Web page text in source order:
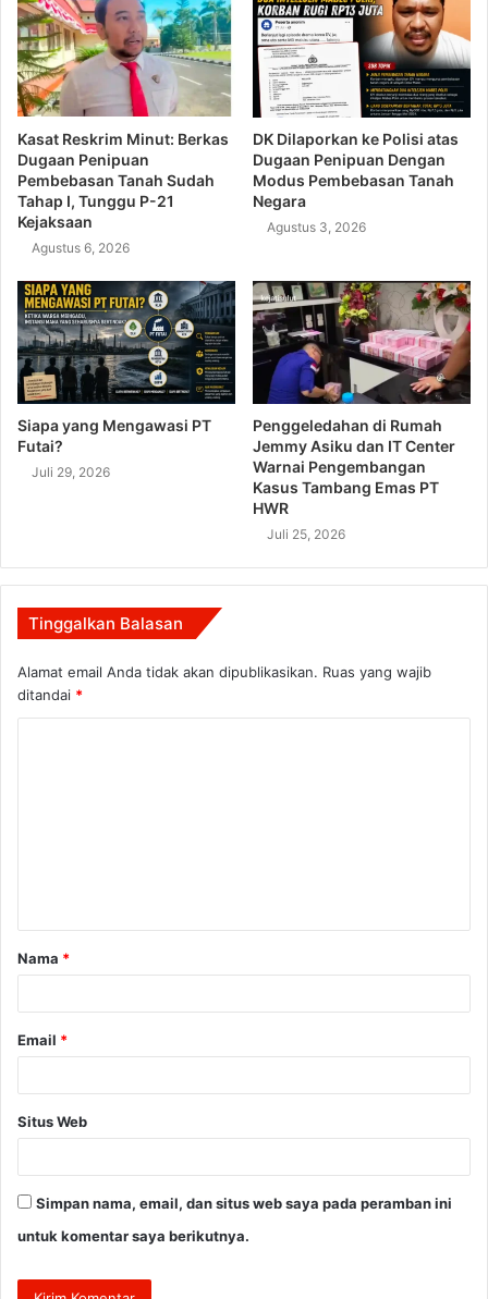
Kasat Reskrim Minut: Berkas
Dugaan Penipuan
Pembebasan Tanah Sudah
Tahap I, Tunggu P-21
Kejaksaan
Agustus 6, 2026
DK Dilaporkan ke Polisi atas
Dugaan Penipuan Dengan
Modus Pembebasan Tanah
Negara
Agustus 3, 2026
Siapa yang Mengawasi PT
Futai?
Juli 29, 2026
Penggeledahan di Rumah
Jemmy Asiku dan IT Center
Warnai Pengembangan
Kasus Tambang Emas PT
HWR
Juli 25, 2026
Tinggalkan Balasan
Alamat email Anda tidak akan dipublikasikan. Ruas yang wajib
ditandai *
a
r
Nama *
Email *
Situs Web
Simpan nama, email, dan situs web saya pada peramban ini
untuk komentar saya berikutnya.